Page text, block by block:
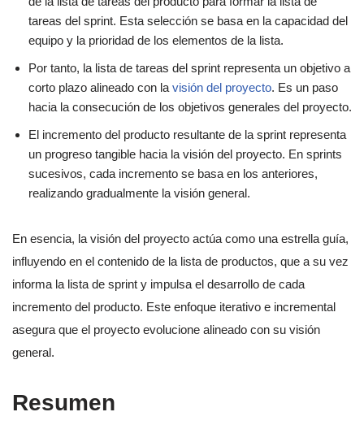
tareas del sprint. Esta selección se basa en la capacidad del
equipo y la prioridad de los elementos de la lista.
Por tanto, la lista de tareas del sprint representa un objetivo a
corto plazo alineado con lavisión del proyecto. Es un paso
hacia la consecución de los objetivos generales del proyecto.
El incremento del producto resultante de la sprint representa
un progreso tangible hacia la visión del proyecto. En sprints
sucesivos, cada incremento se basa en los anteriores,
realizando gradualmente la visión general.
En esencia, la visión del proyecto actúa como una estrella guía,
influyendo en el contenido de la lista de productos, que a su vez
informa la lista de sprint y impulsa el desarrollo de cada
incremento del producto. Este enfoque iterativo e incremental
asegura que el proyecto evolucione alineado con su visión
general.
Resumen